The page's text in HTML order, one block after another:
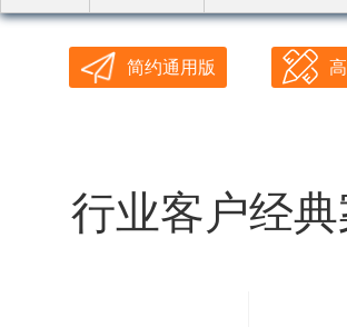
简约通用版
行业客户经典